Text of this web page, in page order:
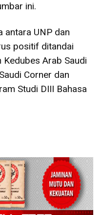
ini.
antara UNP dan
positif ditandai
Kedubes Arab Saudi
Corner dan
Studi DIII Bahasa